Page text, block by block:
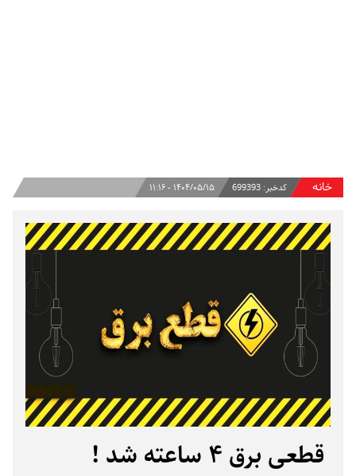
خانه کدخبر: 699393 ۱۴۰۴/۰۵/۱۵ - ۱۱:۱۶
قطعی برق ۴ ساعته شد !